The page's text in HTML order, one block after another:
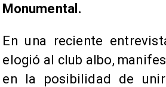
Monumental.
En una reciente
elogió al club albo,
en la posibilidad de